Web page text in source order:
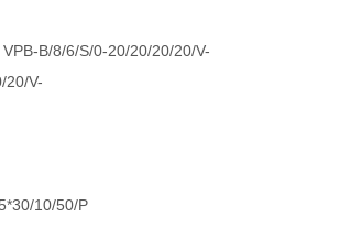
B/8/6/S/0-20/20/20/20/V-
20/V-
10/50/P